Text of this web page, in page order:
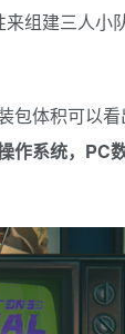
组建三人小
体积可以看
作系统，PC